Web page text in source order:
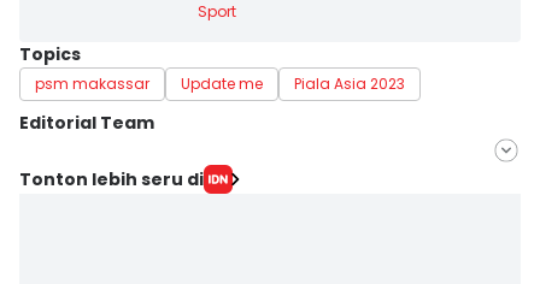
Sport
Topics
psm makassar Update me Piala Asia 2023
Editorial Team
Editor
Tonton lebih seru di